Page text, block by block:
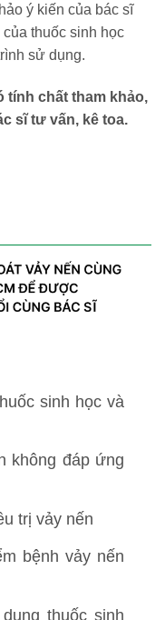
ý kiến của bác sĩ
thuốc sinh học
sử dụng.
tính chất tham khảo,
sĩ tư vấn, kê toa.
sinh học và
không đáp ứng
trị vảy nến
bệnh vảy nến
thuốc sinh